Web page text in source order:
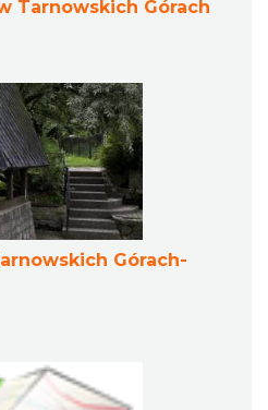
Tarnowskich Górach
Górach-